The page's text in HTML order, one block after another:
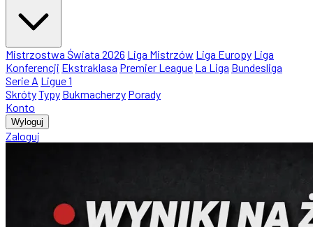
Mistrzostwa Świata 2026 Liga Mistrzów Liga Europy Liga
Konferencji Ekstraklasa Premier League La Liga Bundesliga
Serie A Ligue 1
SkrótyTypy Bukmacherzy Porady
Konto
Wyloguj
Zaloguj